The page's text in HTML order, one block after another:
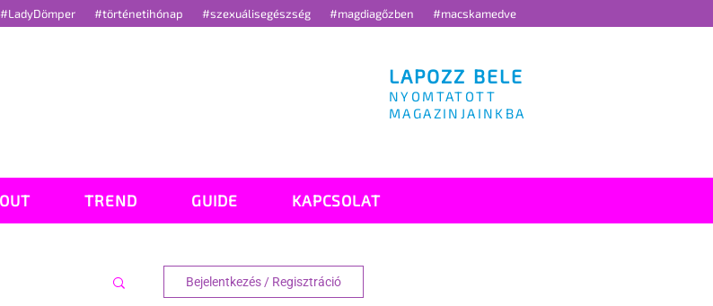
#LadyDömper #történetihónap #szexuálisegészség #magdiagőzben #macskamedve
LAPOZZ BELE
NYOMTATOTT
MAGAZINJAINKBA
OUT TREND GUIDE KAPCSOLAT
Bejelentkezés / Regisztráció